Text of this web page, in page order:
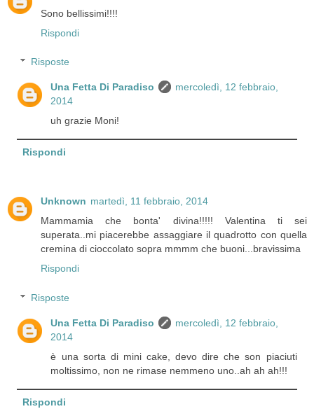
Sono bellissimi!!!!
Rispondi
Risposte
Una Fetta Di Paradiso
mercoledì, 12 febbraio,
2014
uh grazie Moni!
Rispondi
Unknown martedì, 11 febbraio, 2014
Mammamia che bonta' divina!!!!! Valentina ti sei
superata..mi piacerebbe assaggiare il quadrotto con quella
cremina di cioccolato sopra mmmm che buoni...bravissima
Rispondi
Risposte
Una Fetta Di Paradiso
mercoledì, 12 febbraio,
2014
è una sorta di mini cake, devo dire che son piaciuti
moltissimo, non ne rimase nemmeno uno..ah ah ah!!!
Rispondi